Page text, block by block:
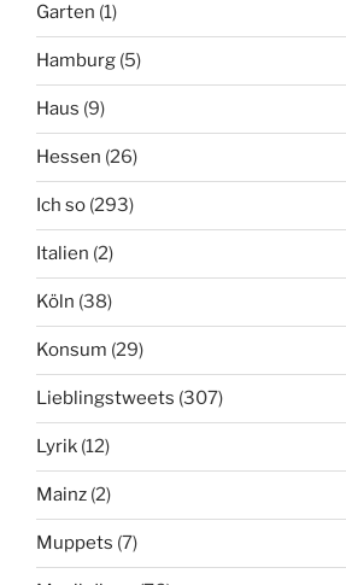
Garten (1)
Hamburg (5)
Haus (9)
Hessen (26)
Ich so (293)
Italien (2)
Köln (38)
Konsum (29)
Lieblingstweets (307)
Lyrik (12)
Mainz (2)
Muppets (7)